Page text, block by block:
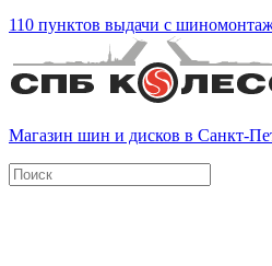
110 пунктов выдачи с
Магазин шин и дисков в Санкт-